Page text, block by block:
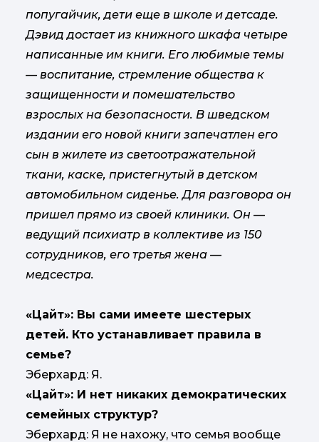
попугайчик, дети еще в школе и детсаде.
Дэвид достает из книжного шкафа четыре
написанные им книги. Его любимые темы
— воспитание, стремление общества к
защищенности и помешательство
взрослых на безопасности. В шведском
издании его новой книги запечатлен его
сын в жилете из светоотражательной
ткани, каске, пристегнутый в детском
автомобильном сиденье. Для разговора он
пришел прямо из своей клиники. Он —
ведущий психиатр в коллективе из 150
сотрудников, его третья жена —
медсестра.
«Цайт»: Вы сами имеете шестерых
детей. Кто устанавливает правила в
семье?
Эберхард: Я.
«Цайт»: И нет никаких демократических
семейных структур?
Эберхард: Я не нахожу, что семья вообще